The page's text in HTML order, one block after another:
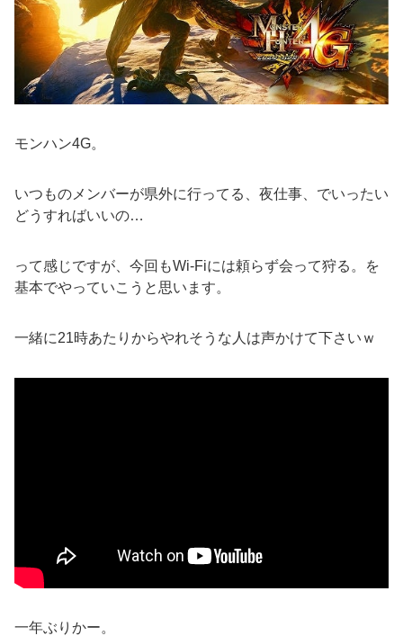
モンハン4G。
いつものメンバーが県外に行ってる、夜仕事、でいったい
どうすればいいの…
って感じですが、今回もWi-Fiには頼らず会って狩る。を
基本でやっていこうと思います。
一緒に21時あたりからやれそうな人は声かけて下さいｗ
一年ぶりかー。